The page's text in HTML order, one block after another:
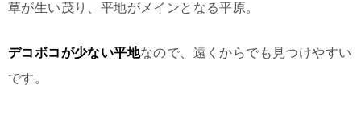
草が生い茂り、平地がメインとなる平原。
デコボコが少ない平地なので、遠くからでも見つけやすい
です。